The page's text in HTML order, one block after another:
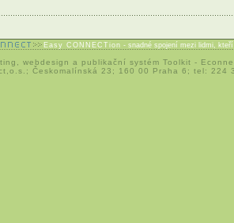
Easy CONNECTion - snadné spojení mezi lidmi,
webdesign a publikační systém Toolkit -
Českomalínská 23; 160 00 Praha 6; tel: 224